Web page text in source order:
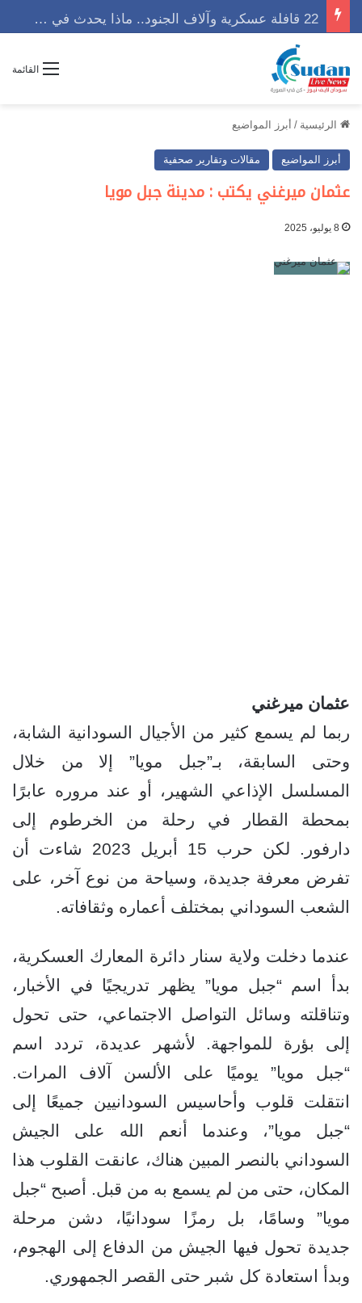
القائمة
الرئيسية / أبرز المواضيع
أبرز المواضيع مقالات وتقارير صحفية
عثمان ميرغني يكتب : مدينة جبل مويا
8 يوليو، 2025
عثمان ميرغني
ربما لم يسمع كثير من الأجيال السودانية الشابة،
وحتى السابقة، بـ”جبل مويا” إلا من خلال
المسلسل الإذاعي الشهير، أو عند مروره عابرًا
بمحطة القطار في رحلة من الخرطوم إلى
دارفور. لكن حرب 15 أبريل 2023 شاءت أن
تفرض معرفة جديدة، وسياحة من نوع آخر، على
الشعب السوداني بمختلف أعماره وثقافاته.
عندما دخلت ولاية سنار دائرة المعارك العسكرية،
بدأ اسم “جبل مويا” يظهر تدريجيًا في الأخبار،
وتناقلته وسائل التواصل الاجتماعي، حتى تحول
إلى بؤرة للمواجهة. لأشهر عديدة، تردد اسم
“جبل مويا” يوميًا على الألسن آلاف المرات.
انتقلت قلوب وأحاسيس السودانيين جميعًا إلى
“جبل مويا”، وعندما أنعم الله على الجيش
السوداني بالنصر المبين هناك، عانقت القلوب هذا
المكان، حتى من لم يسمع به من قبل. أصبح “جبل
مويا” وسامًا، بل رمزًا سودانيًا، دشن مرحلة
جديدة تحول فيها الجيش من الدفاع إلى الهجوم،
وبدأ استعادة كل شبر حتى القصر الجمهوري.